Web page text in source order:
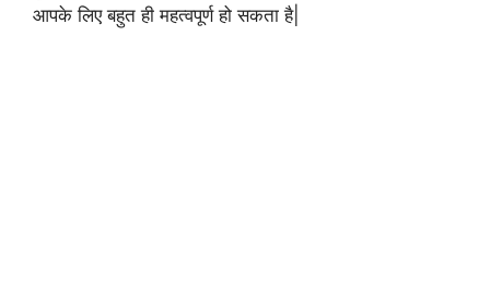
आपके लिए बहुत ही महत्वपूर्ण हो सकता है|